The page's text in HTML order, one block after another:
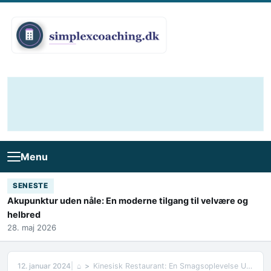
Menu
SENESTE
Akupunktur uden nåle: En moderne tilgang til velvære og
helbred
28. maj 2026
12. januar 2024 ⌂ Kinesisk Restaurant: En Smagsoplevelse Udover Det Sædvanlige